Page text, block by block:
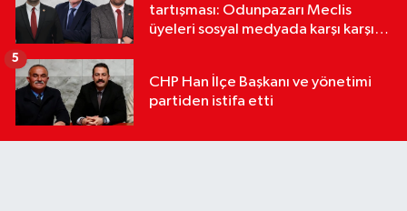
tartışması: Odunpazarı Meclis
üyeleri sosyal medyada karşı karşıya
CHP Han İlçe Başkanı ve yönetimi
partiden istifa etti
5